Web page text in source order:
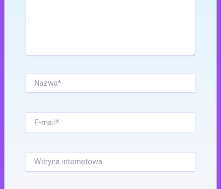
mail*
internetowa